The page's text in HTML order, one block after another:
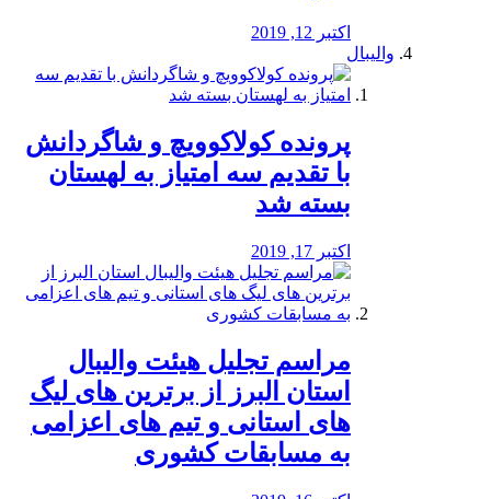
اکتبر 12, 2019
والیبال
پرونده کولاکوویچ و شاگردانش
با تقدیم سه امتیاز به لهستان
بسته شد
اکتبر 17, 2019
مراسم تجلیل هیئت والیبال
استان البرز از برترین های لیگ
های استانی و تیم های اعزامی
به مسابقات کشوری